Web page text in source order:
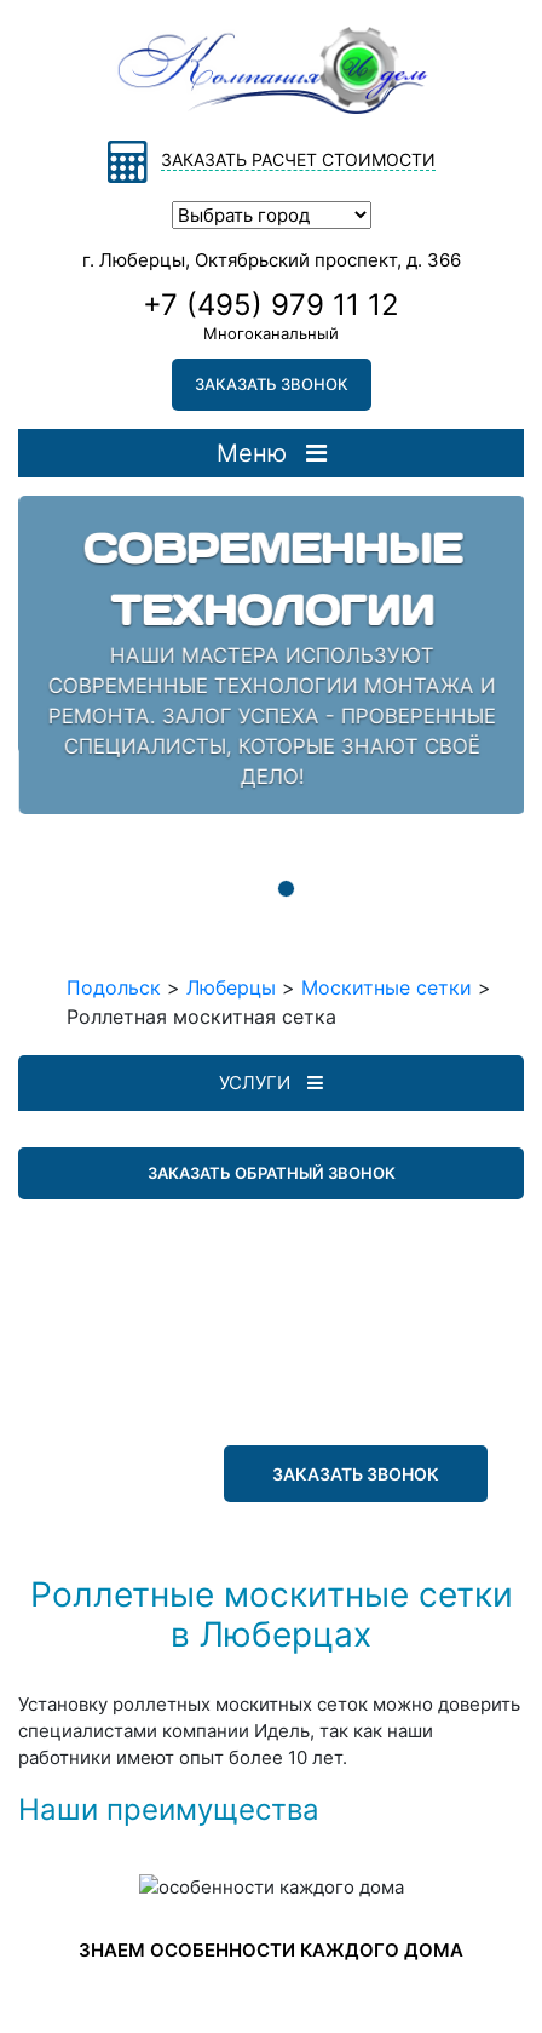
ЗАКАЗАТЬ РАСЧЕТ СТОИМОСТИ
г. Люберцы, Октябрьский проспект, д. 366
+7 (495) 979 11 12
Многоканальный
ЗАКАЗАТЬ ЗВОНОК
Меню
СОВРЕМЕННЫЕ
ТЕХНОЛОГИИ
НАШИ МАСТЕРА ИСПОЛЬЗУЮТ
СОВРЕМЕННЫЕ ТЕХНОЛОГИИ МОНТАЖА И
РЕМОНТА. ЗАЛОГ УСПЕХА - ПРОВЕРЕННЫЕ
СПЕЦИАЛИСТЫ, КОТОРЫЕ ЗНАЮТ СВОЁ
ДЕЛО!
Подольск > Люберцы > Москитные сетки >
Роллетная москитная сетка
УСЛУГИ
ЗАКАЗАТЬ ОБРАТНЫЙ ЗВОНОК
ЗАКАЗАТЬ ЗВОНОК
Роллетные москитные сетки
в Люберцах
Установку роллетных москитных сеток можно доверить
специалистами компании Идель, так как наши
работники имеют опыт более 10 лет.
Наши преимущества
ЗНАЕМ ОСОБЕННОСТИ КАЖДОГО ДОМА